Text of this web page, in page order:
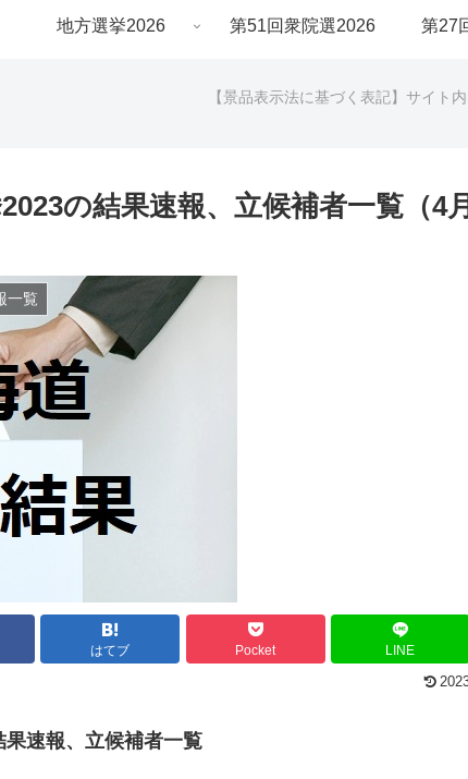
地方選挙2026 第51回衆院選2026 第27
【景品表示法に基づく表記】サイト
の結果速報、立候補者一覧（4
一覧
はてブ Pocket LINE
速報、立候補者一覧